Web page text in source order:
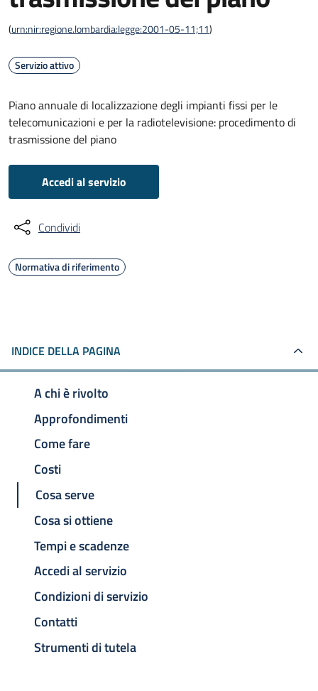
(urn:nir:regione.lombardia:legge:2001-05-11;11)
Servizio attivo
Piano annuale di localizzazione degli impianti fissi per le
telecomunicazioni e per la radiotelevisione: procedimento di
trasmissione del piano
Accedi al servizio
Condividi
Normativa di riferimento
INDICE DELLA PAGINA
A chi è rivolto
Approfondimenti
Come fare
Costi
Cosa serve
Cosa si ottiene
Tempi e scadenze
Accedi al servizio
Condizioni di servizio
Contatti
Strumenti di tutela